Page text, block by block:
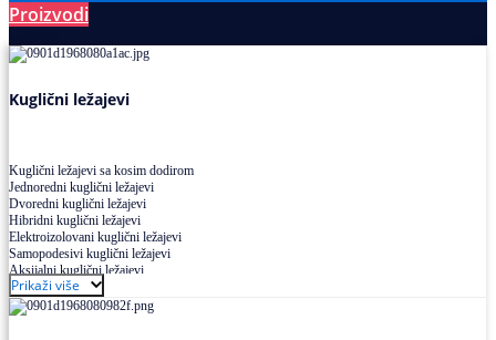
Proizvodi
Kuglični ležajevi
Kuglični ležajevi sa kosim dodirom
Jednoredni kuglični ležajevi
Dvoredni kuglični ležajevi
Hibridni kuglični ležajevi
Elektroizolovani kuglični ležajevi
Samopodesivi kuglični ležajevi
Aksijalni kuglični ležajevi
Kuglični ležajevi od nerđajućeg čelika
Prikaži više